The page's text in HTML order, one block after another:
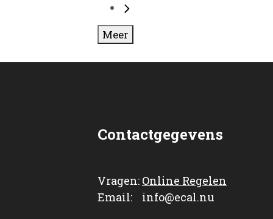
Meer
Contactgegevens
Vragen: Online Regelen
Email: info@ecal.nu